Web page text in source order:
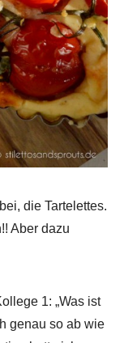
die Tartelettes.
Aber dazu
1: „Was ist
genau so ab wie